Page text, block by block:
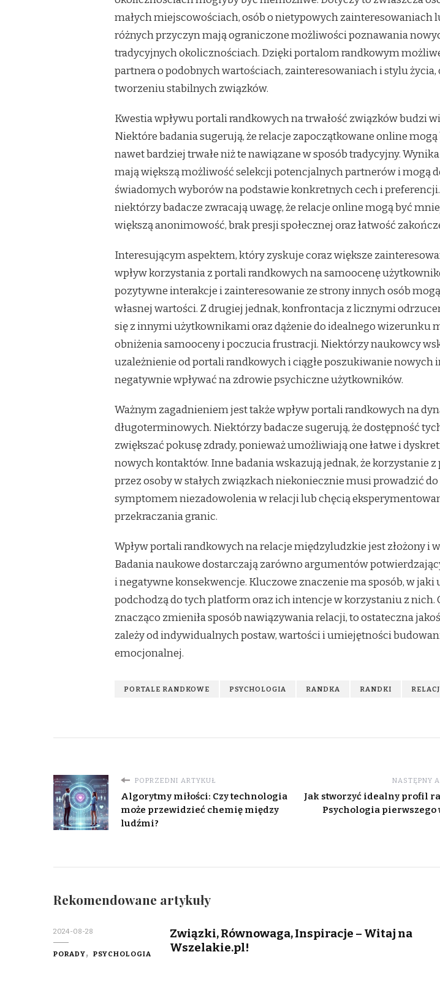
małych miejscowościach, osób o nietypowych zainteresowaniach
różnych przyczyn mają ograniczone możliwości poznawania
tradycyjnych okolicznościach. Dzięki portalom randkowym
partnera o podobnych wartościach, zainteresowaniach i stylu życia,
tworzeniu stabilnych związków.
Kwestia wpływu portali randkowych na trwałość związków budzi
Niektóre badania sugerują, że relacje zapoczątkowane online
nawet bardziej trwałe niż te nawiązane w sposób tradycyjny.
mają większą możliwość selekcji potencjalnych partnerów i mogą
świadomych wyborów na podstawie konkretnych cech i
niektórzy badacze zwracają uwagę, że relacje online mogą być
większą anonimowość, brak presji społecznej oraz łatwość
Interesującym aspektem, który zyskuje coraz większe
wpływ korzystania z portali randkowych na samoocenę
pozytywne interakcje i zainteresowanie ze strony innych osób
własnej wartości. Z drugiej jednak, konfrontacja z licznymi
się z innymi użytkownikami oraz dążenie do idealnego wizerunku
obniżenia samooceny i poczucia frustracji. Niektórzy naukowcy
uzależnienie od portali randkowych i ciągłe poszukiwanie nowych
negatywnie wpływać na zdrowie psychiczne użytkowników.
Ważnym zagadnieniem jest także wpływ portali randkowych na
długoterminowych. Niektórzy badacze sugerują, że dostępność
zwiększać pokusę zdrady, ponieważ umożliwiają one łatwe i
nowych kontaktów. Inne badania wskazują jednak, że korzystanie
przez osoby w stałych związkach niekoniecznie musi prowadzić do
symptomem niezadowolenia w relacji lub chęcią
przekraczania granic.
Wpływ portali randkowych na relacje międzyludzkie jest złożony i
Badania naukowe dostarczają zarówno argumentów
i negatywne konsekwencje. Kluczowe znaczenie ma sposób, w
podchodzą do tych platform oraz ich intencje w korzystaniu z nich.
znacząco zmieniła sposób nawiązywania relacji, to ostateczna
zależy od indywidualnych postaw, wartości i umiejętności
emocjonalnej.
PORTALE RANDKOWE PSYCHOLOGIA RANDKA RANDKI
POPRZEDNI ARTYKUŁ
Algorytmy miłości: Czy technologia
może przewidzieć chemię między
ludźmi?
NASTĘPNY
Jak stworzyć idealny profil
Psychologia pierwszego
Rekomendowane artykuły
2024-08-28
PORADY PSYCHOLOGIA
Związki, Równowaga, Inspiracje – Witaj na
Wszelakie.pl!